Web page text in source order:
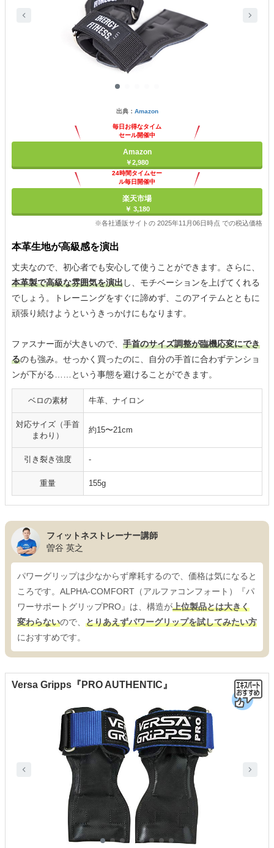
出典： Amazon
毎日お得なタイム
セール開催中
Amazon
￥2,980
24時間タイムセー
ル毎日開催中
楽天市場
￥ 3,180
※各社通販サイトの 2025年11月06日時点 での税込価格
本革生地が高級感を演出
丈夫なので、初心者でも安心して使うことができます。さらに、
本革製で高級な雰囲気を演出し、モチベーションを上げてくれる
でしょう。トレーニングをすぐに諦めず、このアイテムとともに
頑張り続けようというきっかけにもなります。
ファスナー面が大きいので、 手首のサイズ調整が臨機応変にでき
るのも強み。せっかく買ったのに、自分の手首に合わずテンショ
ンが下がる……という事態を避けることができます。
ベロの素材 牛革、ナイロン
対応サイズ（手首
まわり）
約15〜21cm
引き裂き強度 -
重量 155g
フィットネストレーナー講師
曽谷 英之
パワーグリップは少なからず摩耗するので、価格は気になると
ころです。ALPHA-COMFORT（アルファコンフォート）『パ
ワーサポートグリップPRO』は、構造が上位製品とは大きく
変わらないので、 とりあえずパワーグリップを試してみたい方
におすすめです。
Versa Gripps『PRO AUTHENTIC』